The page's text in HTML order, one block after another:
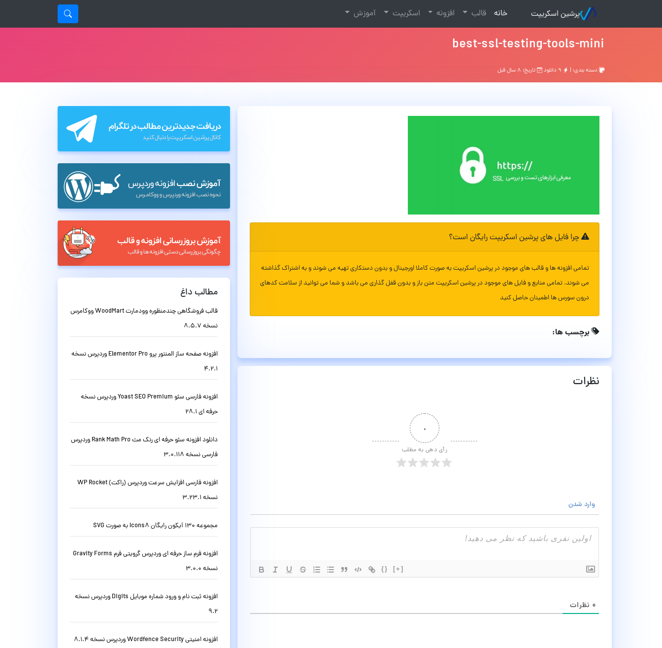
پرشین اسکریپت خانه
(current) قالب افزونه اسکریپت آموزش
best-ssl-testing-tools-mini
دسته بندی: | تاریخ: ۸ سال قبل
چرا فایل های پرشین اسکریپت رایگان است؟
تمامی افزونه ها و قالب های موجود در پرشین اسکریپت به صورت کاملا اورجینال و بدون دستکاری تهیه می شوند و به اشتراک گذاشته
می شوند. تمامی منابع و فایل های موجود در پرشین اسکریپت متن باز و بدون قفل گذاری می باشد و شما می توانید از سلامت کدهای
درون سورس ها اطمینان حاصل کنید
برچسب ها:
نظرات
۰
رأی دهی به مطلب
وارد شدن
{} [+]
۰ نظرات
مطالب داغ
قالب فروشگاهی چندمنظوره وودمارت WoodMart ووکامرس
نسخه 8.5.7
افزونه صفحه ساز المنتور پرو Elementor Pro وردپرس نسخه
4.2.1
افزونه فارسی سئو Yoast SEO Premium وردپرس نسخه
حرفه ای 28.1
دانلود افزونه سئو حرفه ای رنک مث Rank Math Pro وردپرس
فارسی نسخه 3.0.118
افزونه فارسی افزایش سرعت وردپرس (راکت) WP Rocket
نسخه 3.23.1
مجموعه 130 آیکون رایگان Icons8 به صورت SVG
افزونه فرم ساز حرفه ای وردپرس گرویتی فرم Gravity Forms
نسخه 3.0.0
افزونه ثبت نام و ورود شماره موبایل Digits وردپرس نسخه
9.2
افزونه امنیتی Wordfence Security وردپرس نسخه 8.1.4